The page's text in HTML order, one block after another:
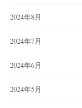
2024年8月
2024年7月
2024年6月
2024年5月